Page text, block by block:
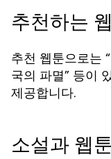
추천하는
추천 웹툰으로는
국의 파멸” 등이
제공합니다.
소설과 웹